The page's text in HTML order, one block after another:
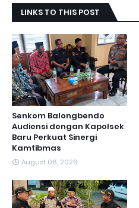
LINKS TO THIS POST
Senkom Balongbendo
Audiensi dengan Kapolsek
Baru Perkuat Sinergi
Kamtibmas
August 06, 2026